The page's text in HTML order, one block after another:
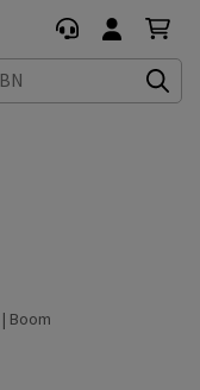
| Boom